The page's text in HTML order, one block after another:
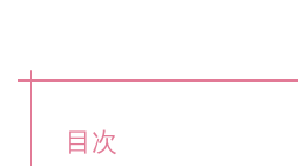
目次